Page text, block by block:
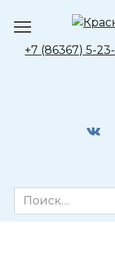
содержанию
+7 (86367) 5-
Search
for: